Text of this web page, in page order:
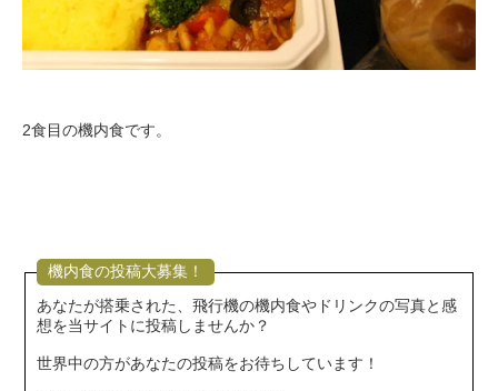
2食目の機内食です。
機内食の投稿大募集！
あなたが搭乗された、飛行機の機内食やドリンクの写真と感
想を当サイトに投稿しませんか？
世界中の方があなたの投稿をお待ちしています！